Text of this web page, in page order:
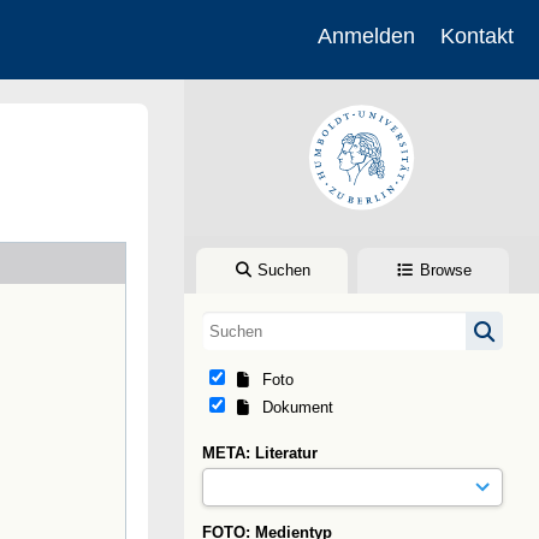
Anmelden Kontakt
Suchen Browse
Foto
Dokument
META: Literatur
FOTO: Medientyp